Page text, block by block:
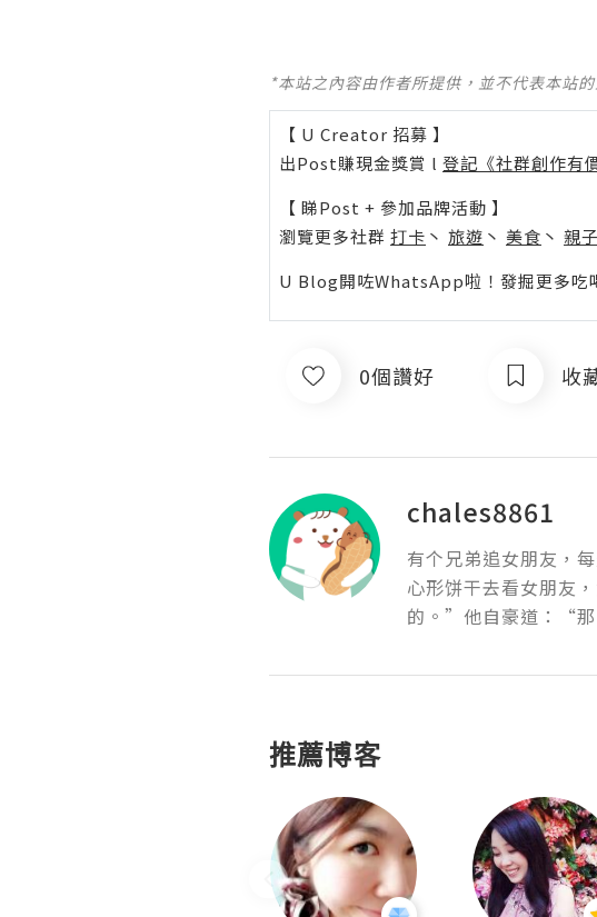
*本站之內容由作者所提供，並不代表本站
【 U Creator 招募 】
出Post賺現金獎賞 l 登記《社群創作有
【 睇Post + 參加品牌活動 】
瀏覽更多社群 打卡 丶 旅遊 丶 美食 丶 親子
U Blog開咗WhatsApp啦！發掘更多吃
0個讚好 收
chales8861
有个兄弟追女朋友，
心形饼干去看女朋友
的。”他自豪道：“
推薦博客